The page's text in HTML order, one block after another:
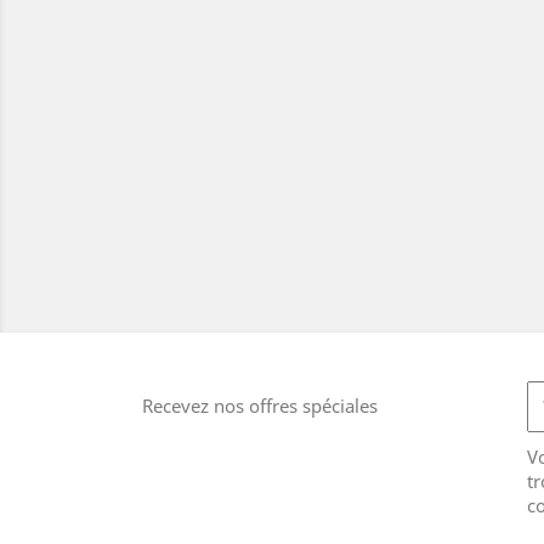
Recevez nos offres spéciales